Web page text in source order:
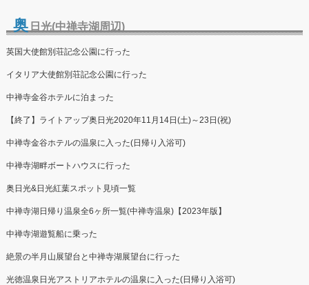
奥 日光(中禅寺湖周辺)
英国大使館別荘記念公園に行った
イタリア大使館別荘記念公園に行った
中禅寺金谷ホテルに泊まった
【終了】ライトアップ奥日光2020年11月14日(土)～23日(祝)
中禅寺金谷ホテルの温泉に入った(日帰り入浴可)
中禅寺湖畔ボートハウスに行った
奥日光&日光紅葉スポット見頃一覧
中禅寺湖日帰り温泉全6ヶ所一覧(中禅寺温泉)【2023年版】
中禅寺湖遊覧船に乗った
絶景の半月山展望台と中禅寺湖展望台に行った
光徳温泉日光アストリアホテルの温泉に入った(日帰り入浴可)